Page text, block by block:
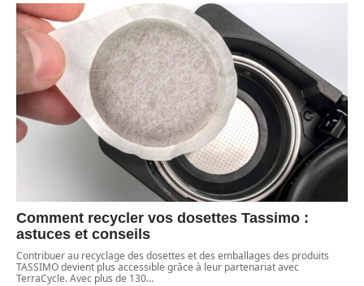
Comment recycler vos dosettes Tassimo :
astuces et conseils
Contribuer au recyclage des dosettes et des emballages des produits
TASSIMO devient plus accessible grâce à leur partenariat avec
TerraCycle. Avec plus de 130…